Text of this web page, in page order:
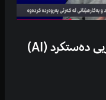
د. نەوزاد یەحیا باجگر باسی ژیریی دەستکرد (AI)